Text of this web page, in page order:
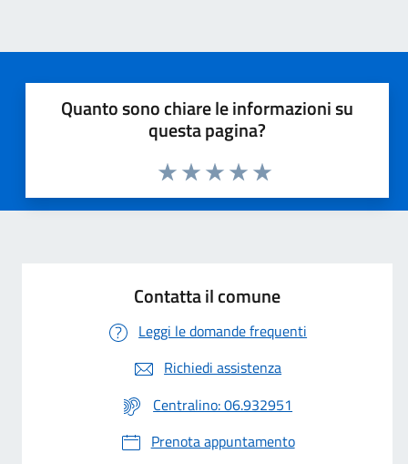
Quanto sono chiare le informazioni su
questa pagina?
Valuta 5 stelle su 5
Valuta 4 stelle su 5
Valuta 3 stelle su 5
Valuta 2 stelle su 5
Valuta 1 stelle su 5
Contatta il comune
Leggi le domande frequenti
Richiedi assistenza
Centralino: 06.932951
Prenota appuntamento